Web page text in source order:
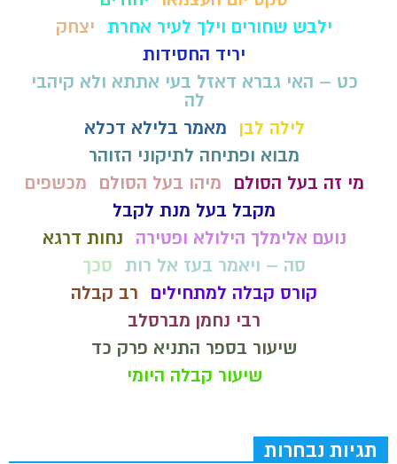
ילבש שחורים וילך לעיר אחרת יצחק
יריד החסידות
כט – האי גברא דאזל בעי אתתא ולא קיהבי
לה
לילה לבן
מאמר בלילא דכלא
מבוא ופתיחה לתיקוני הזוהר
מי זה בעל הסולם
מיהו בעל הסולם
מכשפים
מקבל בעל מנת לקבל
נועם אלימלך הילולא ופטירה
נחות דרגא
סה – ויאמר בעז אל רות סכך
קורס קבלה למתחילים
רב קבלה
רבי נחמן מברסלב
שיעור בספר התניא פרק כד
שיעור קבלה היומי
תגיות נבחרות